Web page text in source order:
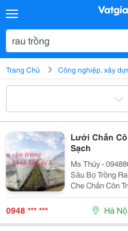
Trang Chủ Công nghiệp, xây
Lưới Chắn
Sạch
Ms Thủy -
Sâu Bọ Trồng Rau Sạch Lưới Nhà
Che Chắn Côn
Trứng Làm Hỏng Rau Kích Thước:
0948 *** *** Hà